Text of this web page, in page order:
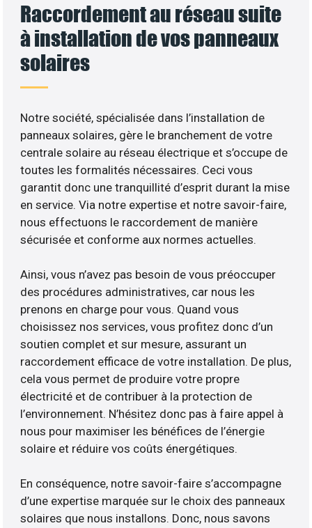
Raccordement au réseau suite
à installation de vos panneaux
solaires
Notre société, spécialisée dans l’installation de
panneaux solaires, gère le branchement de votre
centrale solaire au réseau électrique et s’occupe de
toutes les formalités nécessaires. Ceci vous
garantit donc une tranquillité d’esprit durant la mise
en service. Via notre expertise et notre savoir-faire,
nous effectuons le raccordement de manière
sécurisée et conforme aux normes actuelles.
Ainsi, vous n’avez pas besoin de vous préoccuper
des procédures administratives, car nous les
prenons en charge pour vous. Quand vous
choisissez nos services, vous profitez donc d’un
soutien complet et sur mesure, assurant un
raccordement efficace de votre installation. De plus,
cela vous permet de produire votre propre
électricité et de contribuer à la protection de
l’environnement. N’hésitez donc pas à faire appel à
nous pour maximiser les bénéfices de l’énergie
solaire et réduire vos coûts énergétiques.
En conséquence, notre savoir-faire s’accompagne
d’une expertise marquée sur le choix des panneaux
solaires que nous installons. Donc, nous savons